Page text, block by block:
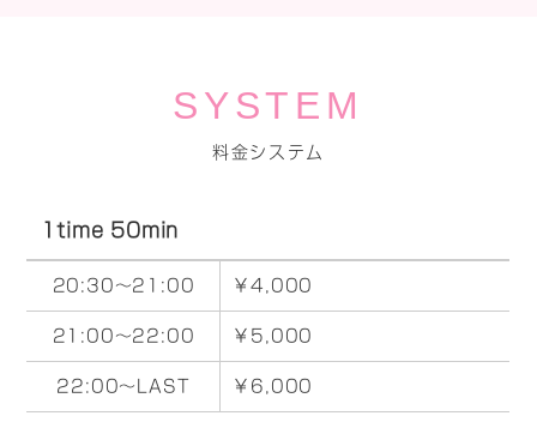
SYSTEM
料金システム
1time 50min
20:30～21:00 ￥4,000
21:00～22:00 ￥5,000
22:00～LAST ￥6,000